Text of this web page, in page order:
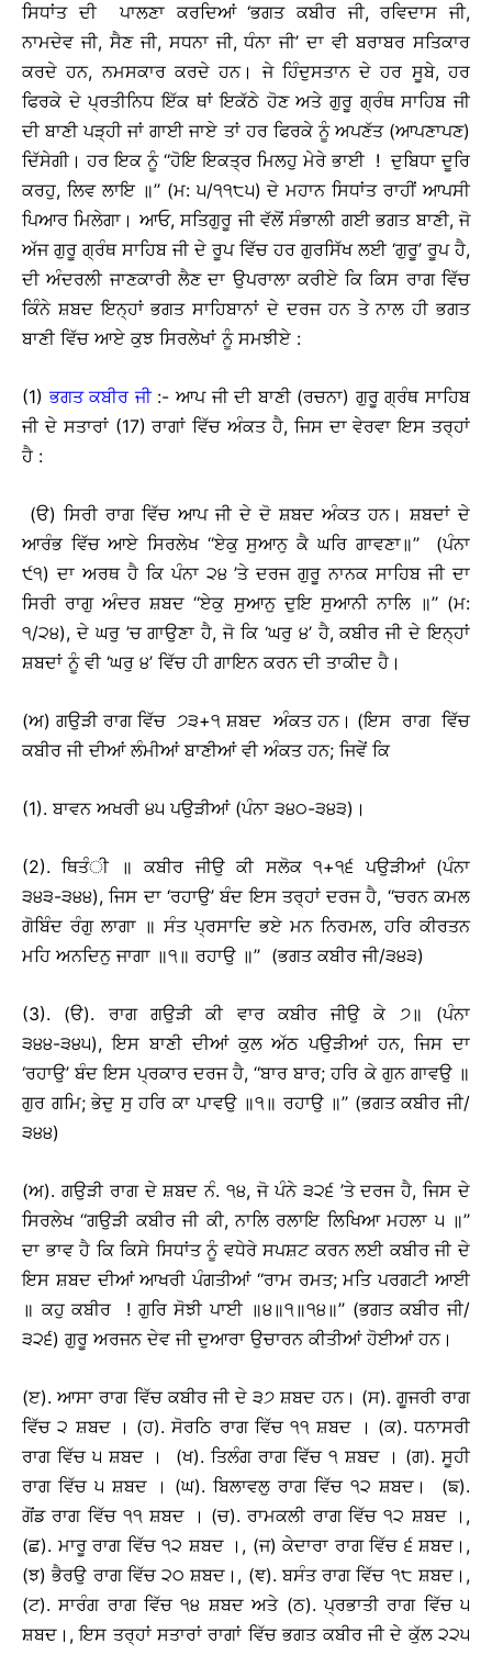
ਸਿਧਾਂਤ ਦੀ ਪਾਲਣਾ ਕਰਦਿਆਂ ‘ਭਗਤ ਕਬੀਰ ਜੀ, ਰਵਿਦਾਸ ਜੀ,
ਨਾਮਦੇਵ ਜੀ, ਸੈਣ ਜੀ, ਸਧਨਾ ਜੀ, ਧੰਨਾ ਜੀ’ ਦਾ ਵੀ ਬਰਾਬਰ ਸਤਿਕਾਰ
ਕਰਦੇ ਹਨ, ਨਮਸਕਾਰ ਕਰਦੇ ਹਨ। ਜੇ ਹਿੰਦੁਸਤਾਨ ਦੇ ਹਰ ਸੂਬੇ, ਹਰ
ਫਿਰਕੇ ਦੇ ਪ੍ਰਤੀਨਿਧ ਇੱਕ ਥਾਂ ਇਕੱਠੇ ਹੋਣ ਅਤੇ ਗੁਰੂ ਗ੍ਰੰਥ ਸਾਹਿਬ ਜੀ
ਦੀ ਬਾਣੀ ਪੜ੍ਹੀ ਜਾਂ ਗਾਈ ਜਾਏ ਤਾਂ ਹਰ ਫਿਰਕੇ ਨੂੰ ਅਪਣੱਤ (ਆਪਣਾਪਣ)
ਦਿੱਸੇਗੀ। ਹਰ ਇਕ ਨੂੰ ‘‘ਹੋਇ ਇਕਤ੍ਰ ਮਿਲਹੁ ਮੇਰੇ ਭਾਈ ! ਦੁਬਿਧਾ ਦੂਰਿ
ਕਰਹੁ, ਲਿਵ ਲਾਇ ॥’’ (ਮ: ੫/੧੧੮੫) ਦੇ ਮਹਾਨ ਸਿਧਾਂਤ ਰਾਹੀਂ ਆਪਸੀ
ਪਿਆਰ ਮਿਲੇਗਾ। ਆਓ, ਸਤਿਗੁਰੂ ਜੀ ਵੱਲੋਂ ਸੰਭਾਲੀ ਗਈ ਭਗਤ ਬਾਣੀ, ਜੋ
ਅੱਜ ਗੁਰੂ ਗ੍ਰੰਥ ਸਾਹਿਬ ਜੀ ਦੇ ਰੂਪ ਵਿੱਚ ਹਰ ਗੁਰਸਿੱਖ ਲਈ ‘ਗੁਰੂ’ ਰੂਪ ਹੈ,
ਦੀ ਅੰਦਰਲੀ ਜਾਣਕਾਰੀ ਲੈਣ ਦਾ ਉਪਰਾਲਾ ਕਰੀਏ ਕਿ ਕਿਸ ਰਾਗ ਵਿੱਚ
ਕਿੰਨੇ ਸ਼ਬਦ ਇਨ੍ਹਾਂ ਭਗਤ ਸਾਹਿਬਾਨਾਂ ਦੇ ਦਰਜ ਹਨ ਤੇ ਨਾਲ ਹੀ ਭਗਤ
ਬਾਣੀ ਵਿੱਚ ਆਏ ਕੁਝ ਸਿਰਲੇਖਾਂ ਨੂੰ ਸਮਝੀਏ :
(1)ਭਗਤ ਕਬੀਰ ਜੀ:- ਆਪ ਜੀ ਦੀ ਬਾਣੀ (ਰਚਨਾ) ਗੁਰੂ ਗ੍ਰੰਥ ਸਾਹਿਬ
ਜੀ ਦੇ ਸਤਾਰਾਂ (17) ਰਾਗਾਂ ਵਿੱਚ ਅੰਕਤ ਹੈ, ਜਿਸ ਦਾ ਵੇਰਵਾ ਇਸ ਤਰ੍ਹਾਂ
ਹੈ :
(ੳ) ਸਿਰੀ ਰਾਗ ਵਿੱਚ ਆਪ ਜੀ ਦੇ ਦੋ ਸ਼ਬਦ ਅੰਕਤ ਹਨ। ਸ਼ਬਦਾਂ ਦੇ
ਆਰੰਭ ਵਿੱਚ ਆਏ ਸਿਰਲੇਖ ‘‘ਏਕੁ ਸੁਆਨੁ ਕੈ ਘਰਿ ਗਾਵਣਾ॥’’ (ਪੰਨਾ
੯੧) ਦਾ ਅਰਥ ਹੈ ਕਿ ਪੰਨਾ ੨੪ ’ਤੇ ਦਰਜ ਗੁਰੂ ਨਾਨਕ ਸਾਹਿਬ ਜੀ ਦਾ
ਸਿਰੀ ਰਾਗੁ ਅੰਦਰ ਸ਼ਬਦ ‘‘ਏਕੁ ਸੁਆਨੁ ਦੁਇ ਸੁਆਨੀ ਨਾਲਿ ॥’’ (ਮ:
੧/੨੪), ਦੇ ਘਰੁ ’ਚ ਗਾਉਣਾ ਹੈ, ਜੋ ਕਿ ‘ਘਰੁ ੪’ ਹੈ, ਕਬੀਰ ਜੀ ਦੇ ਇਨ੍ਹਾਂ
ਸ਼ਬਦਾਂ ਨੂੰ ਵੀ ‘ਘਰੁ ੪’ ਵਿੱਚ ਹੀ ਗਾਇਨ ਕਰਨ ਦੀ ਤਾਕੀਦ ਹੈ।
(ਅ) ਗਉੜੀ ਰਾਗ ਵਿੱਚ ੭੩+੧ ਸ਼ਬਦ ਅੰਕਤ ਹਨ। (ਇਸ ਰਾਗ ਵਿੱਚ
ਕਬੀਰ ਜੀ ਦੀਆਂ ਲੰਮੀਆਂ ਬਾਣੀਆਂ ਵੀ ਅੰਕਤ ਹਨ; ਜਿਵੇਂ ਕਿ
(1). ਬਾਵਨ ਅਖਰੀ ੪੫ ਪਉੜੀਆਂ (ਪੰਨਾ ੩੪੦-੩੪੩)।
(2). ਥਿਤੰੀ ॥ ਕਬੀਰ ਜੀਉ ਕੀ ਸਲੋਕ ੧+੧੬ ਪਉੜੀਆਂ (ਪੰਨਾ
੩੪੩-੩੪੪), ਜਿਸ ਦਾ ‘ਰਹਾਉ’ ਬੰਦ ਇਸ ਤਰ੍ਹਾਂ ਦਰਜ ਹੈ, ‘‘ਚਰਨ ਕਮਲ
ਗੋਬਿੰਦ ਰੰਗੁ ਲਾਗਾ ॥ ਸੰਤ ਪ੍ਰਸਾਦਿ ਭਏ ਮਨ ਨਿਰਮਲ, ਹਰਿ ਕੀਰਤਨ
ਮਹਿ ਅਨਦਿਨੁ ਜਾਗਾ ॥੧॥ ਰਹਾਉ ॥’’ (ਭਗਤ ਕਬੀਰ ਜੀ/੩੪੩)
(3). (ੳ). ਰਾਗ ਗਉੜੀ ਕੀ ਵਾਰ ਕਬੀਰ ਜੀਉ ਕੇ ੭॥ (ਪੰਨਾ
੩੪੪-੩੪੫), ਇਸ ਬਾਣੀ ਦੀਆਂ ਕੁਲ ਅੱਠ ਪਉੜੀਆਂ ਹਨ, ਜਿਸ ਦਾ
‘ਰਹਾਉ’ ਬੰਦ ਇਸ ਪ੍ਰਕਾਰ ਦਰਜ ਹੈ, ‘‘ਬਾਰ ਬਾਰ; ਹਰਿ ਕੇ ਗੁਨ ਗਾਵਉ ॥
ਗੁਰ ਗਮਿ; ਭੇਦੁ ਸੁ ਹਰਿ ਕਾ ਪਾਵਉ ॥੧॥ ਰਹਾਉ ॥’’ (ਭਗਤ ਕਬੀਰ ਜੀ/
੩੪੪)
(ਅ). ਗਉੜੀ ਰਾਗ ਦੇ ਸ਼ਬਦ ਨੰ. ੧੪, ਜੋ ਪੰਨੇ ੩੨੬ ’ਤੇ ਦਰਜ ਹੈ, ਜਿਸ ਦੇ
ਸਿਰਲੇਖ ‘‘ਗਉੜੀ ਕਬੀਰ ਜੀ ਕੀ, ਨਾਲਿ ਰਲਾਇ ਲਿਖਿਆ ਮਹਲਾ ੫ ॥’’
ਦਾ ਭਾਵ ਹੈ ਕਿ ਕਿਸੇ ਸਿਧਾਂਤ ਨੂੰ ਵਧੇਰੇ ਸਪਸ਼ਟ ਕਰਨ ਲਈ ਕਬੀਰ ਜੀ ਦੇ
ਇਸ ਸ਼ਬਦ ਦੀਆਂ ਆਖਰੀ ਪੰਗਤੀਆਂ ‘‘ਰਾਮ ਰਮਤ; ਮਤਿ ਪਰਗਟੀ ਆਈ
॥ ਕਹੁ ਕਬੀਰ ! ਗੁਰਿ ਸੋਝੀ ਪਾਈ ॥੪॥੧॥੧੪॥’’ (ਭਗਤ ਕਬੀਰ ਜੀ/
੩੨੬) ਗੁਰੂ ਅਰਜਨ ਦੇਵ ਜੀ ਦੁਆਰਾ ਉਚਾਰਨ ਕੀਤੀਆਂ ਹੋਈਆਂ ਹਨ।
(ੲ). ਆਸਾ ਰਾਗ ਵਿੱਚ ਕਬੀਰ ਜੀ ਦੇ ੩੭ ਸ਼ਬਦ ਹਨ। (ਸ). ਗੂਜਰੀ ਰਾਗ
ਵਿੱਚ ੨ ਸ਼ਬਦ । (ਹ). ਸੋਰਠਿ ਰਾਗ ਵਿੱਚ ੧੧ ਸ਼ਬਦ । (ਕ). ਧਨਾਸਰੀ
ਰਾਗ ਵਿੱਚ ੫ ਸ਼ਬਦ । (ਖ). ਤਿਲੰਗ ਰਾਗ ਵਿੱਚ ੧ ਸ਼ਬਦ । (ਗ). ਸੂਹੀ
ਰਾਗ ਵਿੱਚ ੫ ਸ਼ਬਦ । (ਘ). ਬਿਲਾਵਲੁ ਰਾਗ ਵਿੱਚ ੧੨ ਸ਼ਬਦ। (ਙ).
ਗੋਂਡ ਰਾਗ ਵਿੱਚ ੧੧ ਸ਼ਬਦ । (ਚ). ਰਾਮਕਲੀ ਰਾਗ ਵਿੱਚ ੧੨ ਸ਼ਬਦ ।,
(ਛ). ਮਾਰੂ ਰਾਗ ਵਿੱਚ ੧੨ ਸ਼ਬਦ ।, (ਜ) ਕੇਦਾਰਾ ਰਾਗ ਵਿੱਚ ੬ ਸ਼ਬਦ।,
(ਝ) ਭੈਰਉ ਰਾਗ ਵਿੱਚ ੨੦ ਸ਼ਬਦ।, (ਞ). ਬਸੰਤ ਰਾਗ ਵਿੱਚ ੧੮ ਸ਼ਬਦ।,
(ਟ). ਸਾਰੰਗ ਰਾਗ ਵਿੱਚ ੧੪ ਸ਼ਬਦ ਅਤੇ (ਠ). ਪ੍ਰਭਾਤੀ ਰਾਗ ਵਿੱਚ ੫
ਸ਼ਬਦ।, ਇਸ ਤਰ੍ਹਾਂ ਸਤਾਰਾਂ ਰਾਗਾਂ ਵਿੱਚ ਭਗਤ ਕਬੀਰ ਜੀ ਦੇ ਕੁੱਲ ੨੨੫